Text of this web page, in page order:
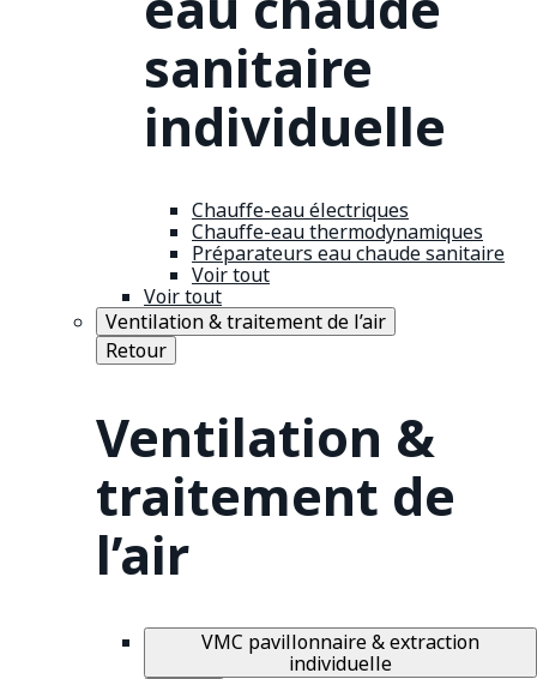
sanitaire
individuelle
Chauffe-eau électriques
Chauffe-eau thermodynamiques
Préparateurs eau chaude sanitaire
Voir tout
Voir tout
Ventilation & traitement de l’air
Retour
Ventilation &
traitement de
l’air
VMC pavillonnaire & extraction
individuelle